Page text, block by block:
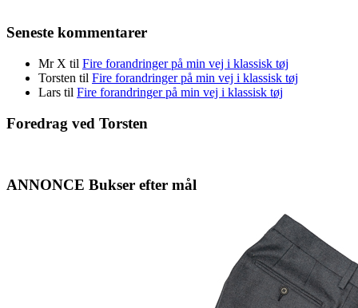
Seneste kommentarer
Mr X til Fire forandringer på min vej i klassisk tøj
Torsten til Fire forandringer på min vej i klassisk tøj
Lars til Fire forandringer på min vej i klassisk tøj
Foredrag ved Torsten
ANNONCE Bukser efter mål